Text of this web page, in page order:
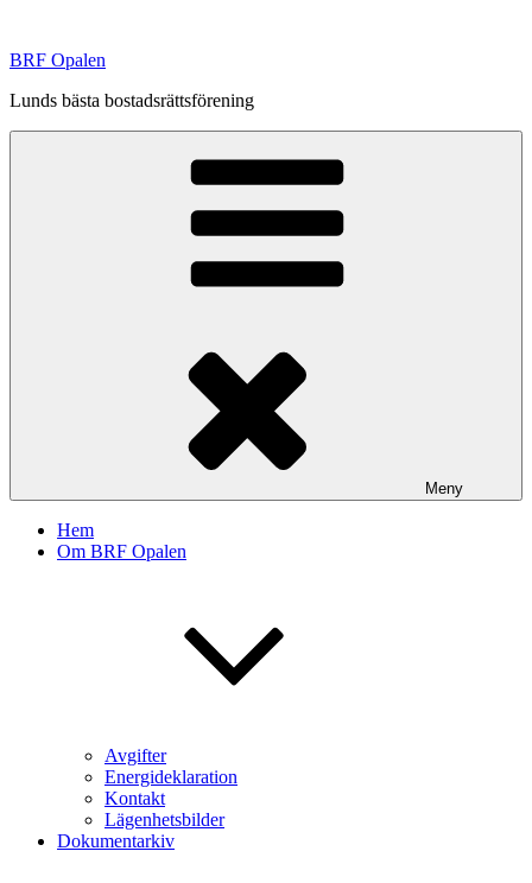
innehåll
BRF Opalen
Lunds bästa bostadsrättsförening
Meny
Hem
Om BRF Opalen
Avgifter
Energideklaration
Kontakt
Lägenhetsbilder
Dokumentarkiv